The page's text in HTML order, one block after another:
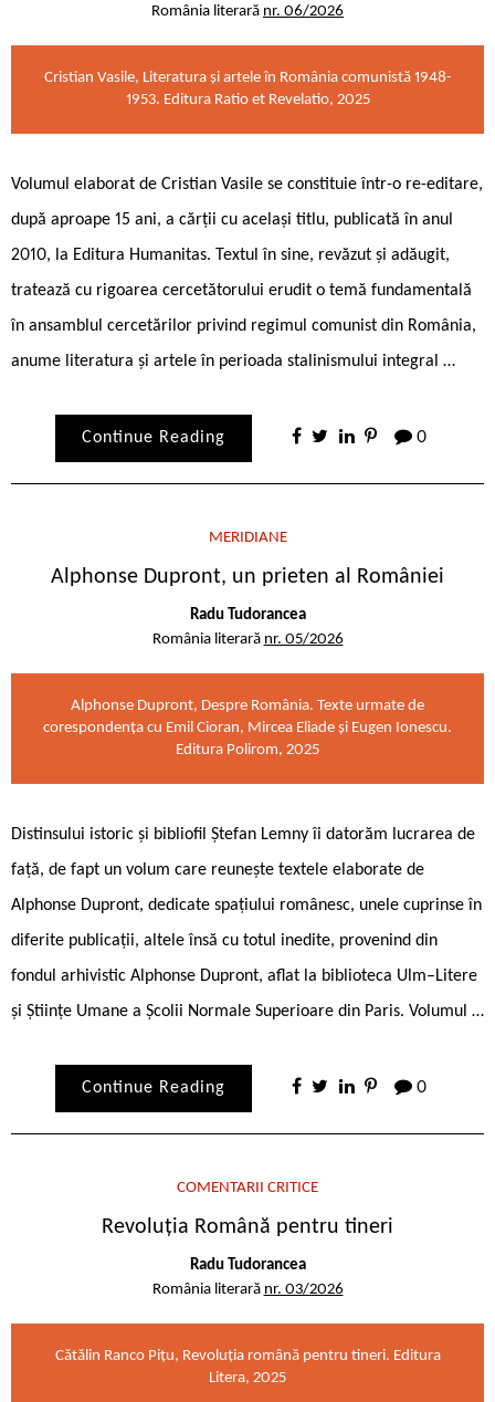
România literară nr. 06/2026
Cristian Vasile, Literatura și artele în România comunistă 1948-
1953. Editura Ratio et Revelatio, 2025
Volumul elaborat de Cristian Vasile se constituie într-o re-editare,
după aproape 15 ani, a cărții cu același titlu, publicată în anul
2010, la Editura Humanitas. Textul în sine, revăzut și adăugit,
tratează cu rigoarea cercetătorului erudit o temă fundamentală
în ansamblul cercetărilor privind regimul comunist din România,
anume literatura și artele în perioada stalinismului integral …
Continue Reading 0
MERIDIANE
Alphonse Dupront, un prieten al României
Radu Tudorancea
România literară nr. 05/2026
Alphonse Dupront, Despre România. Texte urmate de
corespondența cu Emil Cioran, Mircea Eliade și Eugen Ionescu.
Editura Polirom, 2025
Distinsului istoric și bibliofil Ștefan Lemny îi datorăm lucrarea de
față, de fapt un volum care reunește textele elaborate de
Alphonse Dupront, dedicate spațiului românesc, unele cuprinse în
diferite publicații, altele însă cu totul inedite, provenind din
fondul arhivistic Alphonse Dupront, aflat la biblioteca Ulm–Litere
și Științe Umane a Școlii Normale Superioare din Paris. Volumul …
Continue Reading 0
COMENTARII CRITICE
Revoluția Română pentru tineri
Radu Tudorancea
România literară nr. 03/2026
Cătălin Ranco Pițu, Revoluția română pentru tineri. Editura
Litera, 2025